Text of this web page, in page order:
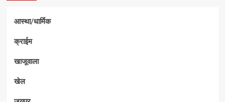
आस्था/धार्मिक
क्राईम
खाजूवाला
खेल